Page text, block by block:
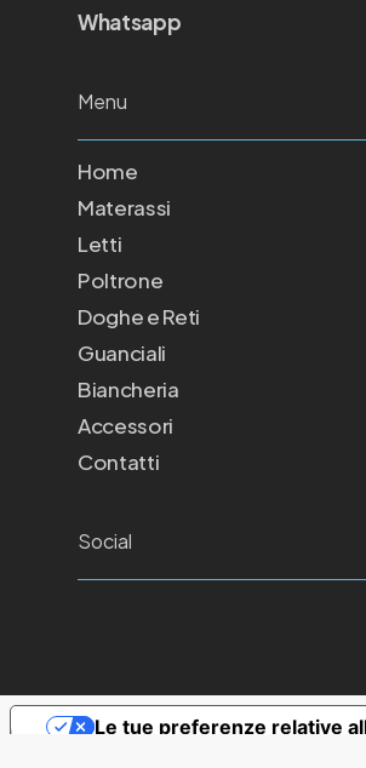
Whatsapp
Menu
Home
Materassi
Letti
Poltrone
Doghe e Reti
Guanciali
Biancheria
Accessori
Contatti
Social
Le tue preferenze relative